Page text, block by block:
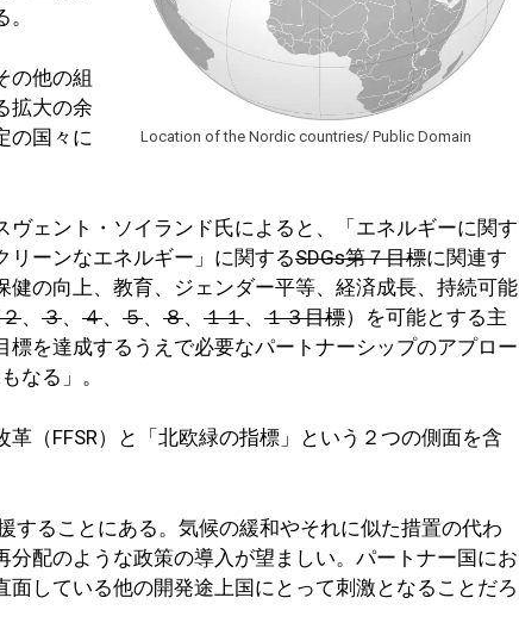
Location of the Nordic countries/ Public Domain
の他の組
拡大の余
の国々に
ェント・ソイランド氏によると、「エネルギーに関す
リーンなエネルギー」に関するSDGs第７目標に関連す
健の向上、教育、ジェンダー平等、経済成長、持続可能
、 ３、 ４、 ５、 ８、 １１、 １３目標）を可能とする主
を達成するうえで必要なパートナーシップのアプロー
なる」。
革（FFSR）と「北欧緑の指標」という２つの側面を含
することにある。気候の緩和やそれに似た措置の代わ
分配のような政策の導入が望ましい。パートナー国にお
している他の開発途上国にとって刺激となることだろ